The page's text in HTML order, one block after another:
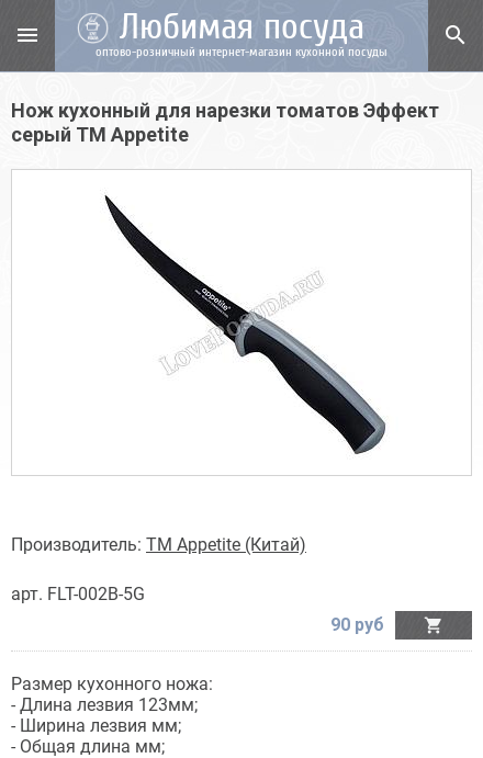
menu Любимая посуда
оптово-розничный интернет-магазин кухонной посуды
search
Нож кухонный для нарезки томатов Эффект
серый TM Appetite
Производитель: TM Appetite (Китай)
арт. FLT-002B-5G

90 руб
Размер кухонного ножа:
- Длина лезвия 123мм;
- Ширина лезвия мм;
- Общая длина мм;